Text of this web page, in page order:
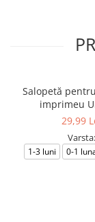
Salopetă
imprimeu
29,99
Varsta:
1-3 luni 0-1